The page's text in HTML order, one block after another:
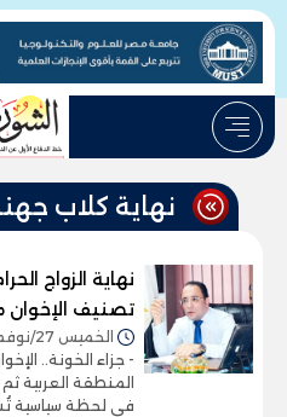
نهاية كلاب
نهاية الزواج
تصنيف الإخوان
الخميس 27/نوفمبر/2025 - 03:56 م
- جزاء الخونة..
المنطقة العربية
في لحظة سياسية